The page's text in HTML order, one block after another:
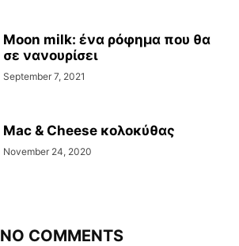
Moon milk: ένα ρόφημα που θα
σε νανουρίσει
September 7, 2021
Mac & Cheese κολοκύθας
November 24, 2020
NO COMMENTS